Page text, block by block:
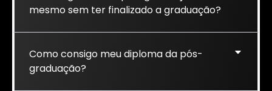
mesmo sem ter finalizado a graduação?
Como consigo meu diploma da pós-
graduação?